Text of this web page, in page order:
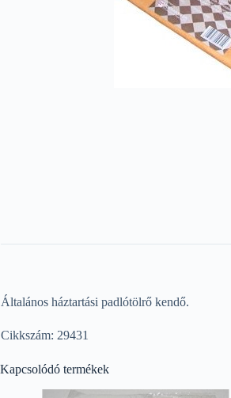
Általános háztartási padlótölrő kendő.
Cikkszám: 29431
Kapcsolódó termékek